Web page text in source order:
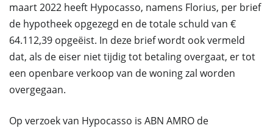
maart 2022 heeft Hypocasso, namens Florius, per brief
de hypotheek opgezegd en de totale schuld van €
64.112,39 opgeëist. In deze brief wordt ook vermeld
dat, als de eiser niet tijdig tot betaling overgaat, er tot
een openbare verkoop van de woning zal worden
overgegaan.
Op verzoek van Hypocasso is ABN AMRO de